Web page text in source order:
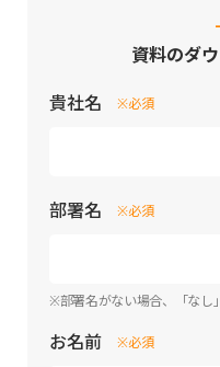
資料のダ
貴社名 ※必須
部署名 ※必須
※部署名がない場合、「なし
お名前 ※必須